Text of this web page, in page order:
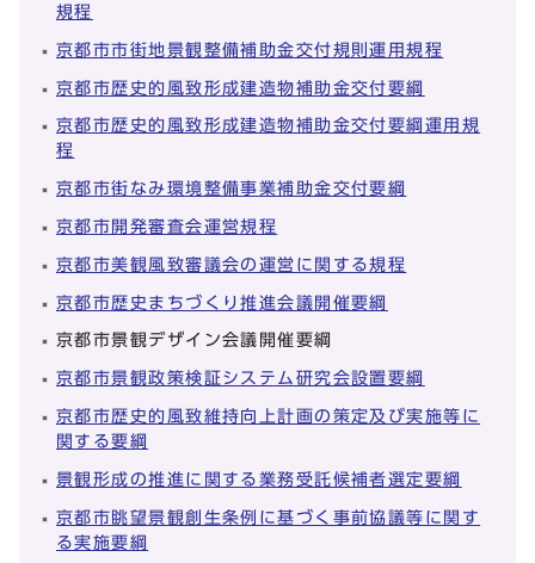
規程
京都市市街地景観整備補助金交付規則運用規程
京都市歴史的風致形成建造物補助金交付要綱
京都市歴史的風致形成建造物補助金交付要綱運用規
程
京都市街なみ環境整備事業補助金交付要綱
京都市開発審査会運営規程
京都市美観風致審議会の運営に関する規程
京都市歴史まちづくり推進会議開催要綱
京都市景観デザイン会議開催要綱
京都市景観政策検証システム研究会設置要綱
京都市歴史的風致維持向上計画の策定及び実施等に
関する要綱
景観形成の推進に関する業務受託候補者選定要綱
京都市眺望景観創生条例に基づく事前協議等に関す
る実施要綱